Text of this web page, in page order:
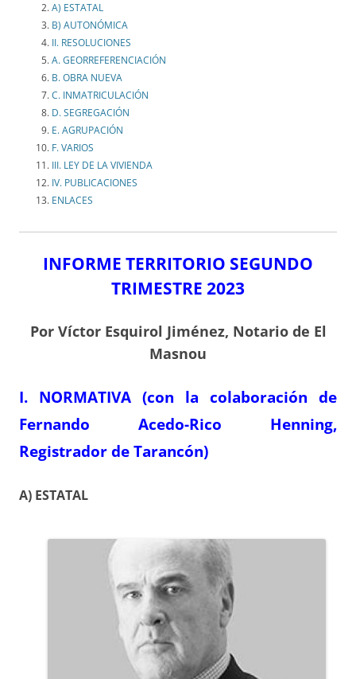
A) ESTATAL
B) AUTONÓMICA
II. RESOLUCIONES
A. GEORREFERENCIACIÓN
B. OBRA NUEVA
C. INMATRICULACIÓN
D. SEGREGACIÓN
E. AGRUPACIÓN
F. VARIOS
III. LEY DE LA VIVIENDA
IV. PUBLICACIONES
ENLACES
INFORME TERRITORIO SEGUNDO
TRIMESTRE 2023
Por Víctor Esquirol Jiménez, Notario de El
Masnou
I. NORMATIVA (con la colaboración de
Fernando Acedo-Rico Henning,
Registrador de Tarancón)
A) ESTATAL